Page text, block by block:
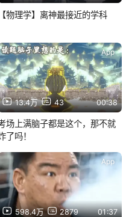
【物理学】离神最接近的学科
13.4万 43 00:38
App
场上满脑子都是这个，那不就
了吗！
598.4万 2879 01:37
App